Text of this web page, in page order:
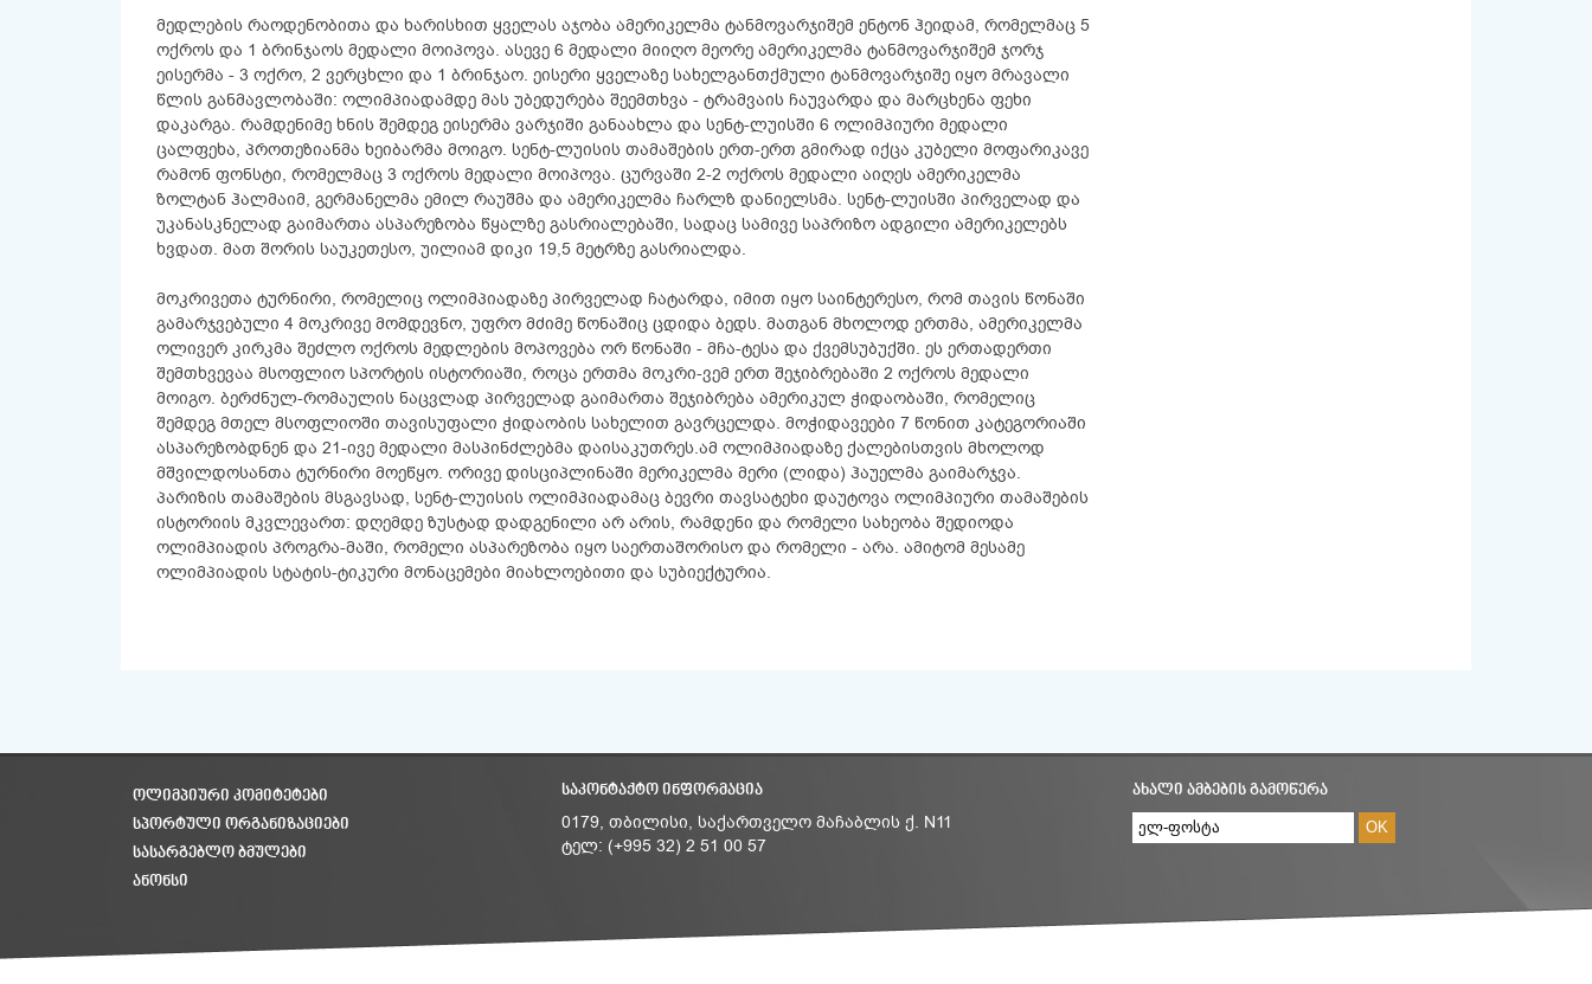
მედლების რაოდენობითა და ხარისხით ყველას აჯობა ამერიკელმა ტანმოვარჯიშემ ენტონ ჰეიდამ, რომელმაც 5
ოქროს და 1 ბრინჯაოს მედალი მოიპოვა. ასევე 6 მედალი მიიღო მეორე ამერიკელმა ტანმოვარჯიშემ ჯორჯ
ეისერმა - 3 ოქრო, 2 ვერცხლი და 1 ბრინჯაო. ეისერი ყველაზე სახელგანთქმული ტანმოვარჯიშე იყო მრავალი
წლის განმავლობაში: ოლიმპიადამდე მას უბედურება შეემთხვა - ტრამვაის ჩაუვარდა და მარცხენა ფეხი
დაკარგა. რამდენიმე ხნის შემდეგ ეისერმა ვარჯიში განაახლა და სენტ-ლუისში 6 ოლიმპიური მედალი
ცალფეხა, პროთეზიანმა ხეიბარმა მოიგო. სენტ-ლუისის თამაშების ერთ-ერთ გმირად იქცა კუბელი მოფარიკავე
რამონ ფონსტი, რომელმაც 3 ოქროს მედალი მოიპოვა. ცურვაში 2-2 ოქროს მედალი აიღეს ამერიკელმა
ზოლტან ჰალმაიმ, გერმანელმა ემილ რაუშმა და ამერიკელმა ჩარლზ დანიელსმა. სენტ-ლუისში პირველად და
უკანასკნელად გაიმართა ასპარეზობა წყალზე გასრიალებაში, სადაც სამივე საპრიზო ადგილი ამერიკელებს
ხვდათ. მათ შორის საუკეთესო, უილიამ დიკი 19,5 მეტრზე გასრიალდა.
მოკრივეთა ტურნირი, რომელიც ოლიმპიადაზე პირველად ჩატარდა, იმით იყო საინტერესო, რომ თავის წონაში
გამარჯვებული 4 მოკრივე მომდევნო, უფრო მძიმე წონაშიც ცდიდა ბედს. მათგან მხოლოდ ერთმა, ამერიკელმა
ოლივერ კირკმა შეძლო ოქროს მედლების მოპოვება ორ წონაში - მჩა-ტესა და ქვემსუბუქში. ეს ერთადერთი
შემთხვევაა მსოფლიო სპორტის ისტორიაში, როცა ერთმა მოკრი-ვემ ერთ შეჯიბრებაში 2 ოქროს მედალი
მოიგო. ბერძნულ-რომაულის ნაცვლად პირველად გაიმართა შეჯიბრება ამერიკულ ჭიდაობაში, რომელიც
შემდეგ მთელ მსოფლიოში თავისუფალი ჭიდაობის სახელით გავრცელდა. მოჭიდავეები 7 წონით კატეგორიაში
ასპარეზობდნენ და 21-ივე მედალი მასპინძლებმა დაისაკუთრეს.ამ ოლიმპიადაზე ქალებისთვის მხოლოდ
მშვილდოსანთა ტურნირი მოეწყო. ორივე დისციპლინაში მერიკელმა მერი (ლიდა) ჰაუელმა გაიმარჯვა.
პარიზის თამაშების მსგავსად, სენტ-ლუისის ოლიმპიადამაც ბევრი თავსატეხი დაუტოვა ოლიმპიური თამაშების
ისტორიის მკვლევართ: დღემდე ზუსტად დადგენილი არ არის, რამდენი და რომელი სახეობა შედიოდა
ოლიმპიადის პროგრა-მაში, რომელი ასპარეზობა იყო საერთაშორისო და რომელი - არა. ამიტომ მესამე
ოლიმპიადის სტატის-ტიკური მონაცემები მიახლოებითი და სუბიექტურია.
ᲝᲚᲘᲛᲞᲘᲣᲠᲘ ᲙᲝᲛᲘᲢᲔᲢᲔᲑᲘ
ᲡᲞᲝᲠᲢᲣᲚᲘ ᲝᲠᲒᲐᲜᲘᲖᲐᲪᲘᲔᲑᲘ
ᲡᲐᲡᲐᲠᲒᲔᲑᲚᲝ ᲑᲛᲣᲚᲔᲑᲘ
ᲐᲜᲝᲜᲡᲘ
ᲡᲐᲙᲝᲜᲢᲐᲥᲢᲝ ᲘᲜᲤᲝᲠᲛᲐᲪᲘᲐ
0179, თბილისი, საქართველო მაჩაბლის ქ. N11
ტელ: (+995 32) 2 51 00 57
ᲐᲮᲐᲚᲘ ᲐᲛᲑᲔᲑᲘᲡ ᲒᲐᲛᲝᲬᲔᲠᲐ